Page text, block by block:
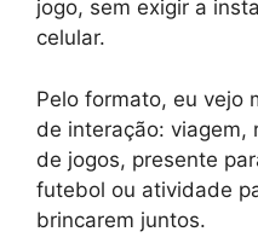
jogo, sem exigir a
celular.
Pelo formato, eu vejo
de interação: viagem,
de jogos, presente
futebol ou atividade
brincarem juntos.